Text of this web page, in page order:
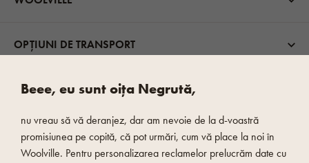
OPȚIUNI DE TRANSPORT
Beee, eu sunt oița Negrută,
nu vreau să vă deranjez, dar am nevoie de la d-voastră
promisiunea pe copită, că pot urmări, cum vă place la noi în
Woolville. Pentru personalizarea reclamelor prelucrăm date cu